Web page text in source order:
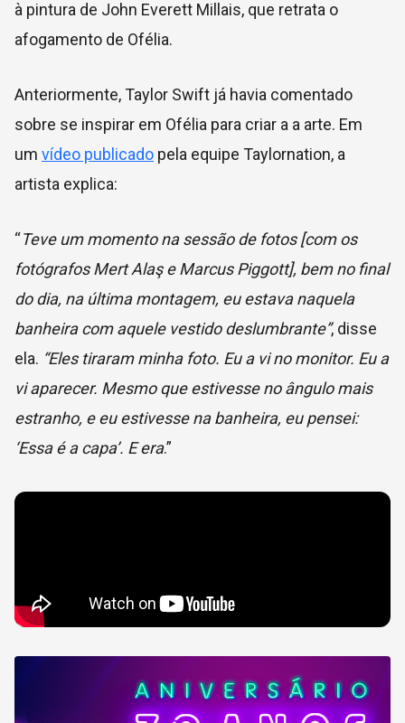
à pintura de John Everett Millais, que retrata o
afogamento de Ofélia.
Anteriormente, Taylor Swift já havia comentado
sobre se inspirar em Ofélia para criar a a arte. Em
um vídeo publicado pela equipe Taylornation, a
artista explica:
“Teve um momento na sessão de fotos [com os
fotógrafos Mert Alaş e Marcus Piggott], bem no final
do dia, na última montagem, eu estava naquela
banheira com aquele vestido deslumbrante”, disse
ela. “Eles tiraram minha foto. Eu a vi no monitor. Eu a
vi aparecer. Mesmo que estivesse no ângulo mais
estranho, e eu estivesse na banheira, eu pensei:
‘Essa é a capa’. E era.”